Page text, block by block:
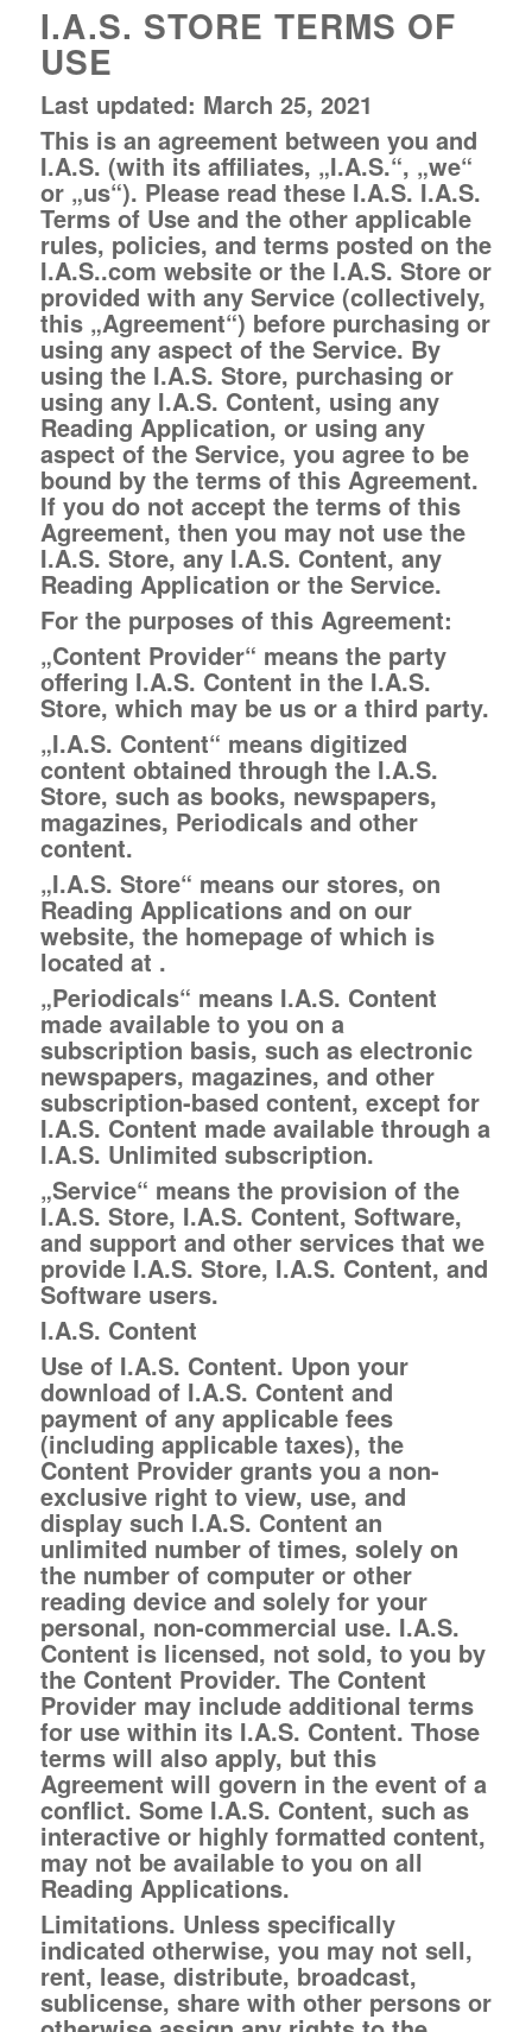
I.A.S. STORE TERMS OF
USE
Last updated: March 25, 2021
This is an agreement between you and
I.A.S. (with its affiliates, „I.A.S.“, „we“
or „us“). Please read these I.A.S. I.A.S.
Terms of Use and the other applicable
rules, policies, and terms posted on the
I.A.S..com website or the I.A.S. Store or
provided with any Service (collectively,
this „Agreement“) before purchasing or
using any aspect of the Service. By
using the I.A.S. Store, purchasing or
using any I.A.S. Content, using any
Reading Application, or using any
aspect of the Service, you agree to be
bound by the terms of this Agreement.
If you do not accept the terms of this
Agreement, then you may not use the
I.A.S. Store, any I.A.S. Content, any
Reading Application or the Service.
For the purposes of this Agreement:
„Content Provider“ means the party
offering I.A.S. Content in the I.A.S.
Store, which may be us or a third party.
„I.A.S. Content“ means digitized
content obtained through the I.A.S.
Store, such as books, newspapers,
magazines, Periodicals and other
content.
„I.A.S. Store“ means our stores, on
Reading Applications and on our
website, the homepage of which is
located at .
„Periodicals“ means I.A.S. Content
made available to you on a
subscription basis, such as electronic
newspapers, magazines, and other
subscription-based content, except for
I.A.S. Content made available through a
I.A.S. Unlimited subscription.
„Service“ means the provision of the
I.A.S. Store, I.A.S. Content, Software,
and support and other services that we
provide I.A.S. Store, I.A.S. Content, and
Software users.
I.A.S. Content
Use of I.A.S. Content. Upon your
download of I.A.S. Content and
payment of any applicable fees
(including applicable taxes), the
Content Provider grants you a non-
exclusive right to view, use, and
display such I.A.S. Content an
unlimited number of times, solely on
the number of computer or other
reading device and solely for your
personal, non-commercial use. I.A.S.
Content is licensed, not sold, to you by
the Content Provider. The Content
Provider may include additional terms
for use within its I.A.S. Content. Those
terms will also apply, but this
Agreement will govern in the event of a
conflict. Some I.A.S. Content, such as
interactive or highly formatted content,
may not be available to you on all
Reading Applications.
Limitations. Unless specifically
indicated otherwise, you may not sell,
rent, lease, distribute, broadcast,
sublicense, share with other persons or